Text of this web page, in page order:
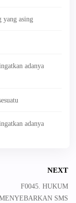
asing
adanya
adanya
NEXT
F0045. HUKUM
SMS